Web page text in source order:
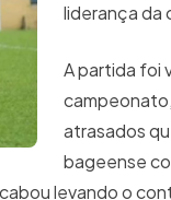
liderança da
A partida foi
atrasados
bageense
levando o